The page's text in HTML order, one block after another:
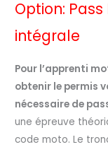
Option:
intégrale
Pour l’apprenti
obtenir le permis
nécessaire de
une épreuve
code moto. Le